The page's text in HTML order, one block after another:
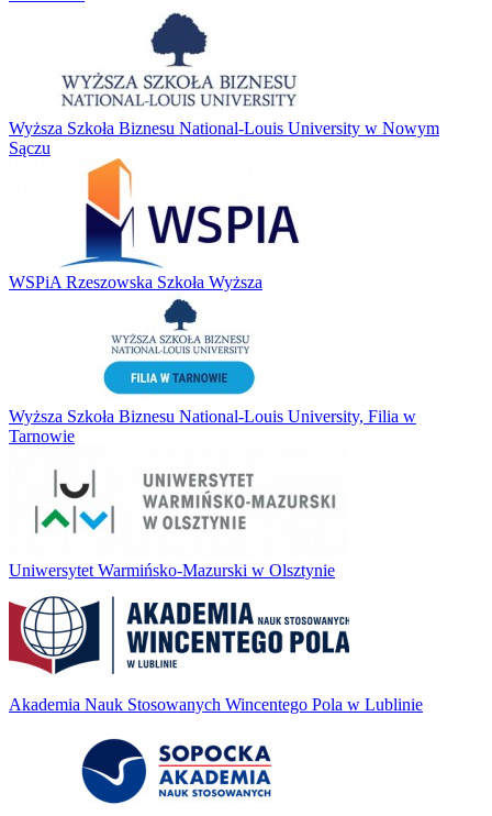
Wyższa Szkoła Biznesu National-Louis University w Nowym
Sączu
WSPiA Rzeszowska Szkoła Wyższa
Wyższa Szkoła Biznesu National-Louis University, Filia w
Tarnowie
Uniwersytet Warmińsko-Mazurski w Olsztynie
Akademia Nauk Stosowanych Wincentego Pola w Lublinie